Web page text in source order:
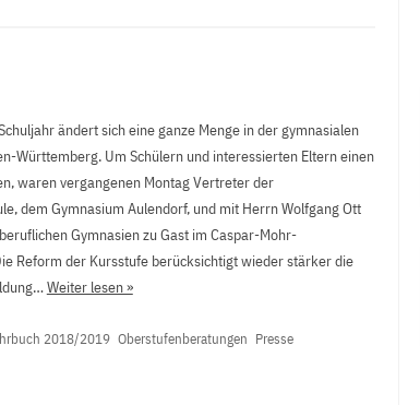
ändert sich eine ganze Menge in der gymnasialen
Württemberg. Um Schülern und interessierten Eltern einen
waren vergangenen Montag Vertreter der
dem Gymnasium Aulendorf, und mit Herrn Wolfgang Ott
Gymnasien zu Gast im Caspar-Mohr-
Reform der Kursstufe berücksichtigt wieder stärker die
Weiter lesen »
2018/2019 Oberstufenberatungen Presse